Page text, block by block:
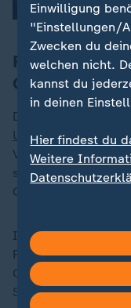
Frederiksen:
Grönland ist
Dänemarks
USAauf, ihre
Verbündeten"
sagen, dass die
Grönland
In einem TV-
Folgen eines
Grönland, die zum
Sollten sich die
Einwilligung
"Einstellungen/
Zwecken du
welchen nicht.
kannst du
in deinen
Hier findest du
Weitere